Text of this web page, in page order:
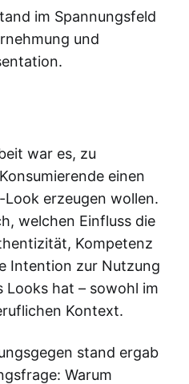
im Spannungsfeld
und
war es, zu
einen
erzeugen wollen.
welchen Einfluss die
Kompetenz
Intention zur Nutzung
Looks hat – sowohl im
Kontext.
stand ergab
Warum